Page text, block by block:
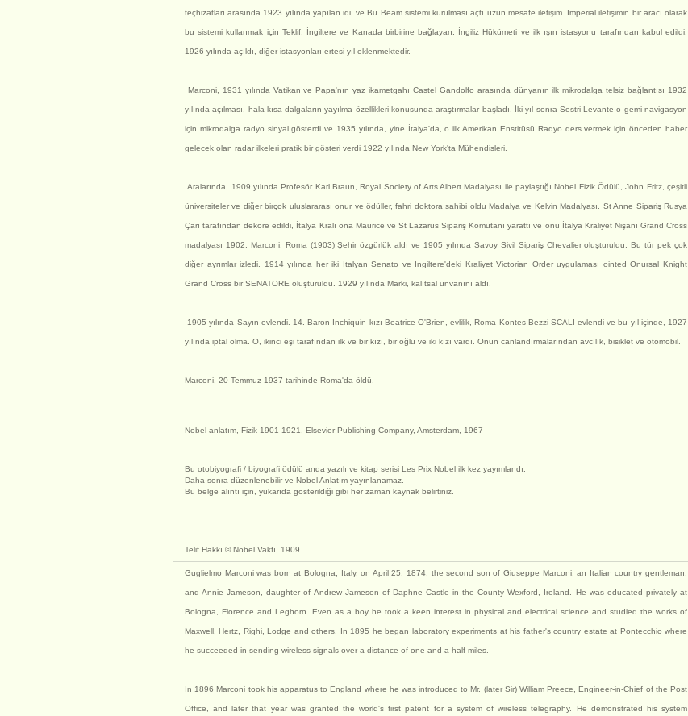
teçhizatları arasında 1923 yılında yapılan idi, ve Bu Beam sistemi kurulması açtı uzun mesafe iletişim. Imperial iletişimin bir aracı olarak
bu sistemi kullanmak için Teklif, İngiltere ve Kanada birbirine bağlayan, İngiliz Hükümeti ve ilk ışın istasyonu tarafından kabul edildi,
1926 yılında açıldı, diğer istasyonları ertesi yıl eklenmektedir.
Marconi, 1931 yılında Vatikan ve Papa'nın yaz ikametgahı Castel Gandolfo arasında dünyanın ilk mikrodalga telsiz bağlantısı 1932
yılında açılması, hala kısa dalgaların yayılma özellikleri konusunda araştırmalar başladı. İki yıl sonra Sestri Levante o gemi navigasyon
için mikrodalga radyo sinyal gösterdi ve 1935 yılında, yine İtalya'da, o ilk Amerikan Enstitüsü Radyo ders vermek için önceden haber
gelecek olan radar ilkeleri pratik bir gösteri verdi 1922 yılında New York'ta Mühendisleri.
Aralarında, 1909 yılında Profesör Karl Braun, Royal Society of Arts Albert Madalyası ile paylaştığı Nobel Fizik Ödülü, John Fritz, çeşitli
üniversiteler ve diğer birçok uluslararası onur ve ödüller, fahri doktora sahibi oldu Madalya ve Kelvin Madalyası. St Anne Sipariş Rusya
Çarı tarafından dekore edildi, İtalya Kralı ona Maurice ve St Lazarus Sipariş Komutanı yarattı ve onu İtalya Kraliyet Nişanı Grand Cross
madalyası 1902. Marconi, Roma (1903) Şehir özgürlük aldı ve 1905 yılında Savoy Sivil Sipariş Chevalier oluşturuldu. Bu tür pek çok
diğer ayrımlar izledi. 1914 yılında her iki İtalyan Senato ve İngiltere'deki Kraliyet Victorian Order uygulaması ointed Onursal Knight
Grand Cross bir SENATORE oluşturuldu. 1929 yılında Marki, kalıtsal unvanını aldı.
1905 yılında Sayın evlendi. 14. Baron Inchiquin kızı Beatrice O'Brien, evlilik, Roma Kontes Bezzi-SCALI evlendi ve bu yıl içinde, 1927
yılında iptal olma. O, ikinci eşi tarafından ilk ve bir kızı, bir oğlu ve iki kızı vardı. Onun canlandırmalarından avcılık, bisiklet ve otomobil.
Marconi, 20 Temmuz 1937 tarihinde Roma'da öldü.
Nobel anlatım, Fizik 1901-1921, Elsevier Publishing Company, Amsterdam, 1967
Bu otobiyografi / biyografi ödülü anda yazılı ve kitap serisi Les Prix Nobel ilk kez yayımlandı.
Daha sonra düzenlenebilir ve Nobel Anlatım yayınlanamaz.
Bu belge alıntı için, yukarıda gösterildiği gibi her zaman kaynak belirtiniz.
Telif Hakkı © Nobel Vakfı, 1909
Guglielmo Marconi was born at Bologna, Italy, on April 25, 1874, the second son of Giuseppe Marconi, an Italian country gentleman,
and Annie Jameson, daughter of Andrew Jameson of Daphne Castle in the County Wexford, Ireland. He was educated privately at
Bologna, Florence and Leghorn. Even as a boy he took a keen interest in physical and electrical science and studied the works of
Maxwell, Hertz, Righi, Lodge and others. In 1895 he began laboratory experiments at his father's country estate at Pontecchio where
he succeeded in sending wireless signals over a distance of one and a half miles.
In 1896 Marconi took his apparatus to England where he was introduced to Mr. (later Sir) William Preece, Engineer-in-Chief of the Post
Office, and later that year was granted the world's first patent for a system of wireless telegraphy. He demonstrated his system